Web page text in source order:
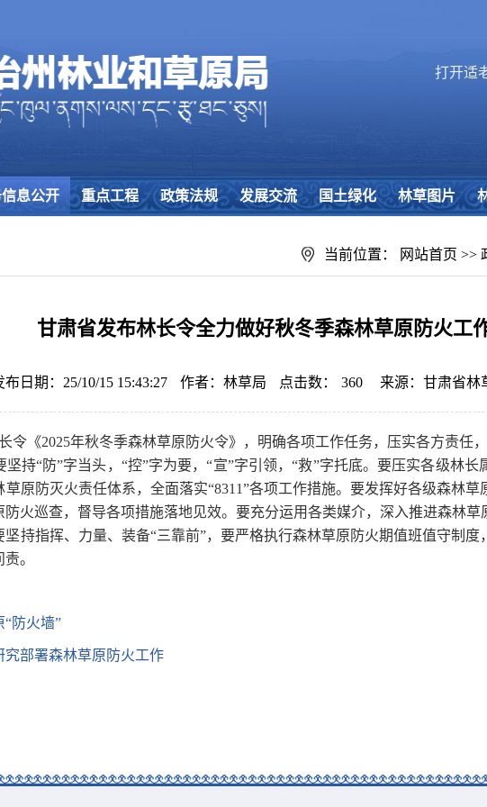
打开适
息公开 重点工程 政策法规 发展交流 国土绿化 林草图片
当前位置： 网站首页 >>
甘肃省发布林长令全力做好秋冬季森林草原防火工
布日期：25/10/15 15:43:27 作者：林草局 点击数： 360 来源：甘肃省林
令《2025年秋冬季森林草原防火令》，明确各项工作任务，压实各方责任
持“防”字当头，“控”字为要，“宣”字引领，“救”字托底。要压实各级林
原防灭火责任体系，全面落实“8311”各项工作措施。要发挥好各级森林
火巡查，督导各项措施落地见效。要充分运用各类媒介，深入推进森林
持指挥、力量、装备“三靠前”，要严格执行森林草原防火期值班值守制度
。
防火墙”
部署森林草原防火工作